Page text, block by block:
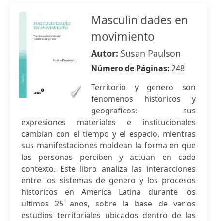
Masculinidades en
movimiento
Autor: Susan Paulson
Número de Páginas: 248
Territorio y genero son
fenomenos historicos y
geograficos: sus
expresiones materiales e institucionales
cambian con el tiempo y el espacio, mientras
sus manifestaciones moldean la forma en que
las personas perciben y actuan en cada
contexto. Este libro analiza las interacciones
entre los sistemas de genero y los procesos
historicos en America Latina durante los
ultimos 25 anos, sobre la base de varios
estudios territoriales ubicados dentro de las